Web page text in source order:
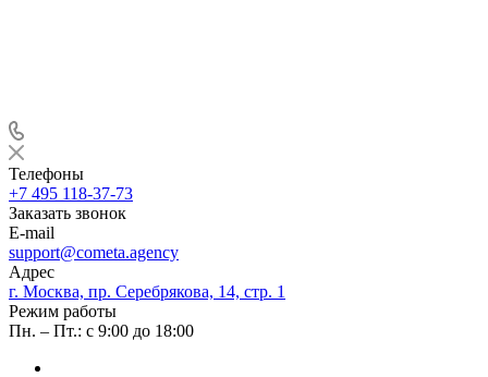
Телефоны
+7 495 118-37-73
Заказать звонок
E-mail
support@cometa.agency
Адрес
г. Москва, пр. Серебрякова, 14, стр. 1
Режим работы
Пн. – Пт.: с 9:00 до 18:00